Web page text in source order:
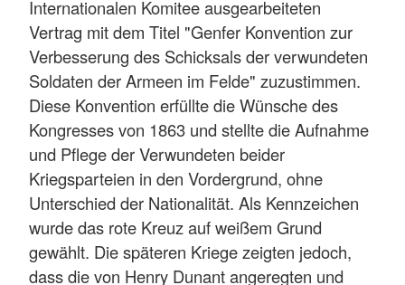
Internationalen Komitee ausgearbeiteten
Vertrag mit dem Titel "Genfer Konvention zur
Verbesserung des Schicksals der verwundeten
Soldaten der Armeen im Felde" zuzustimmen.
Diese Konvention erfüllte die Wünsche des
Kongresses von 1863 und stellte die Aufnahme
und Pflege der Verwundeten beider
Kriegsparteien in den Vordergrund, ohne
Unterschied der Nationalität. Als Kennzeichen
wurde das rote Kreuz auf weißem Grund
gewählt. Die späteren Kriege zeigten jedoch,
dass die von Henry Dunant angeregten und